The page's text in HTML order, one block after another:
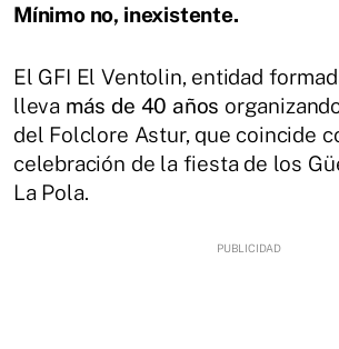
Mínimo no, inexistente.
El GFI El Ventolin, entidad
lleva más de 40 años
del Folclore Astur, que coincide
celebración de la fiesta de los
La Pola.